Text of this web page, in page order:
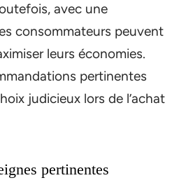
avec une
consommateurs peuvent
leurs économies.
pertinentes
judicieux lors de l’achat
pertinentes